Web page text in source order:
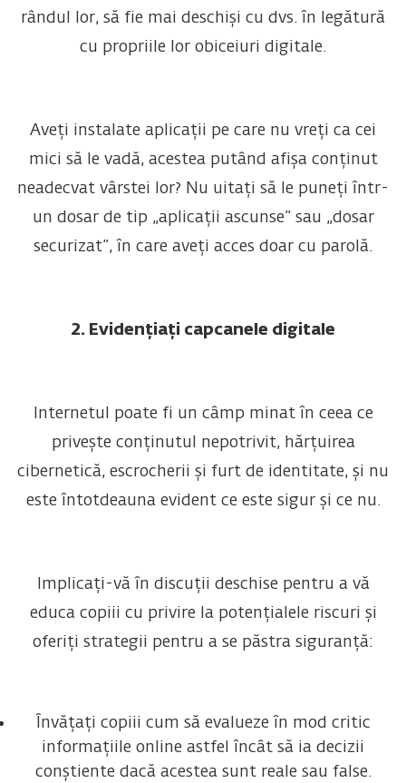
rândul lor, să fie mai deschiși cu dvs. în legătură
cu propriile lor obiceiuri digitale.
Aveți instalate aplicații pe care nu vreți ca cei
mici să le vadă, acestea putând afișa conținut
neadecvat vârstei lor? Nu uitați să le puneți într-
un dosar de tip „aplicații ascunse” sau „dosar
securizat”, în care aveți acces doar cu parolă.
2. Evidențiați capcanele digitale
Internetul poate fi un câmp minat în ceea ce
privește conținutul nepotrivit, hărțuirea
cibernetică, escrocherii și furt de identitate, și nu
este întotdeauna evident ce este sigur și ce nu.
Implicați-vă în discuții deschise pentru a vă
educa copiii cu privire la potențialele riscuri și
oferiți strategii pentru a se păstra siguranță:
Învățați copiii cum să evalueze în mod critic
informațiile online astfel încât să ia decizii
conștiente dacă acestea sunt reale sau false.